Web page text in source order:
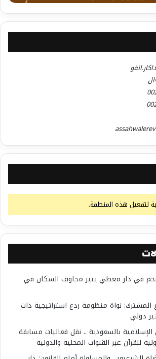
في دار معطي يثير مخاوف السكان في
المشترك: نواة منظومة ردع استراتيجية ذات
دولي
الإسلامية بالسعودية .. نقل فعاليات مسابقة
للقرآن عبر القنوات المحلية والدولية